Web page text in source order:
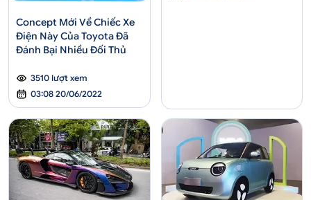
Concept Mới Về Chiếc Xe
Điện Này Của Toyota Đã
Đánh Bại Nhiều Đối Thủ
3510 lượt xem
03:08 20/06/2022